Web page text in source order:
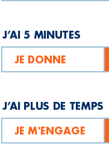
J’AI 5 MINUTES
JE DONNE
J’AI PLUS DE TEMPS
JE M'ENGAGE